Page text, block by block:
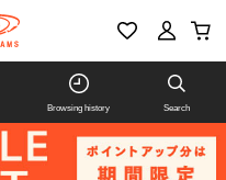
Browsing history Search